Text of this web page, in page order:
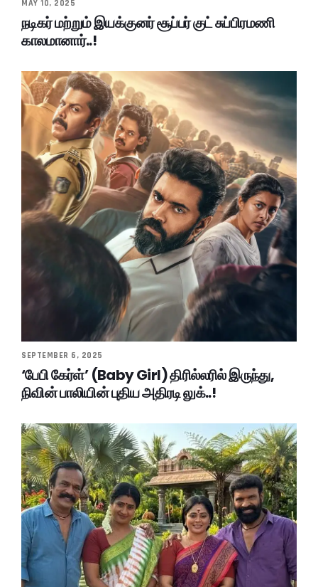
MAY 10, 2025
நடிகர் மற்றும் இயக்குனர் சூப்பர் குட் சுப்பிரமணி
காலமானார்..!
SEPTEMBER 6, 2025
‘பேபி கேர்ள்’ (Baby Girl) திரில்லரில் இருந்து,
நிவின் பாலியின் புதிய அதிரடி லுக்..!